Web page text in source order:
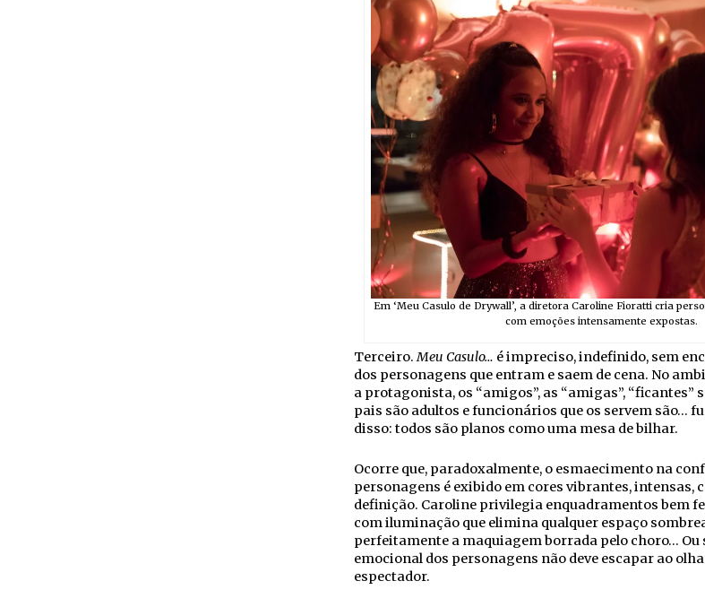
Em ‘Meu Casulo de Drywall’, a diretora Caroline Fioratti cria
com emoções intensamente expostas.
Terceiro.Meu Casulo… é impreciso, indefinido, sem
dos personagens que entram e saem de cena. No
a protagonista, os “amigos”, as “amigas”, “ficantes”
pais são adultos e funcionários que os servem são…
disso: todos são planos como uma mesa de bilhar.
Ocorre que, paradoxalmente, o esmaecimento na
personagens é exibido em cores vibrantes, intensas,
definição. Caroline privilegia enquadramentos bem
com iluminação que elimina qualquer espaço
perfeitamente a maquiagem borrada pelo choro… Ou
emocional dos personagens não deve escapar ao
espectador.